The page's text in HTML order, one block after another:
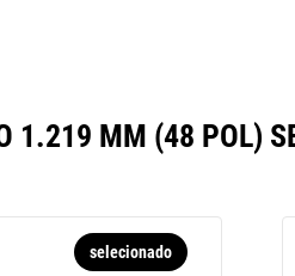
1.219 MM (48 POL)
selecionado